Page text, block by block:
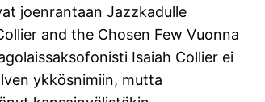
joenrantaan Jazzkadulle
and the Chosen Few Vuonna
Isaiah Collier ei
ykkösnimiin, mutta